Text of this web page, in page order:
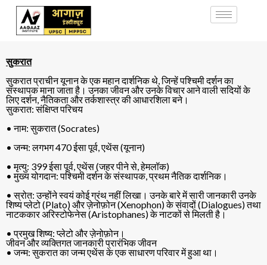
सुकरात
सुकरात प्राचीन यूनान के एक महान दार्शनिक थे, जिन्हें पश्चिमी दर्शन का
संस्थापक माना जाता है। उनका जीवन और उनके विचार आने वाली सदियों के
लिए दर्शन, नैतिकता और तर्कशास्त्र की आधारशिला बने।
सुकरात: संक्षिप्त परिचय
• नाम: सुकरात (Socrates)
• जन्म: लगभग 470 ईसा पूर्व, एथेंस (यूनान)
• मृत्यु: 399 ईसा पूर्व, एथेंस (जहर पीने से, हेमलॉक)
• मुख्य योगदान: पश्चिमी दर्शन के संस्थापक, प्रथम नैतिक दार्शनिक।
• स्रोत: उन्होंने स्वयं कोई ग्रंथ नहीं लिखा। उनके बारे में सारी जानकारी उनके
शिष्य प्लेटो (Plato) और ज़ेनोफ़ोन (Xenophon) के संवादों (Dialogues) तथा
नाटककार अरिस्टोफेनेस (Aristophanes) के नाटकों से मिलती है।
• प्रमुख शिष्य: प्लेटो और ज़ेनोफ़ोन।
जीवन और व्यक्तिगत जानकारी प्रारंभिक जीवन
• जन्म: सुकरात का जन्म एथेंस के एक साधारण परिवार में हुआ था।